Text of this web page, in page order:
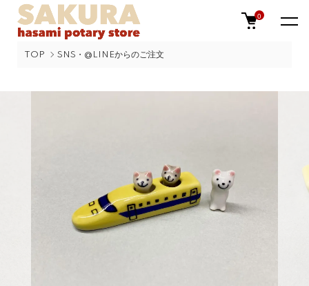
0
TOP SNS・@LINEからのご注文